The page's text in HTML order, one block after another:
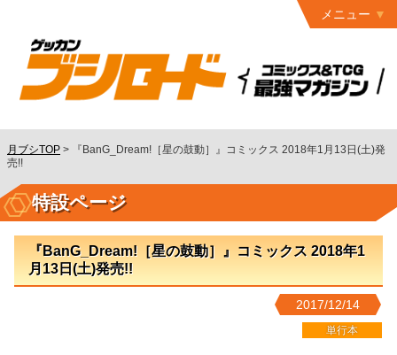
メニュー
最終号
連載作品
読者ページ
お問い合わせ
コミックグロウル
月ブシTOP >
『BanG_Dream!［星の鼓動］』コミックス 2018年1月13日(土)発
売!!
特設ページ
『BanG_Dream!［星の鼓動］』コミックス 2018年1
月13日(土)発売!!
2017/12/14
単行本